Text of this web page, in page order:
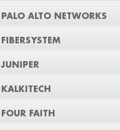
PALO ALTO NETWORKS
FIBERSYSTEM
JUNIPER
KALKITECH
FOUR FAITH